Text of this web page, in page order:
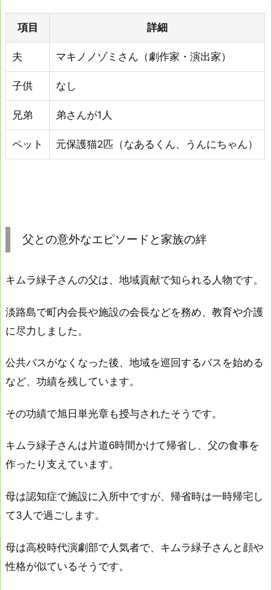
項目 詳細
夫 マキノノゾミさん（劇作家・演出家）
子供 なし
兄弟 弟さんが1人
ペット 元保護猫2匹（なあるくん、うんにちゃん）
父との意外なエピソードと家族の絆
キムラ緑子さんの父は、地域貢献で知られる人物です。
淡路島で町内会長や施設の会長などを務め、教育や介護
に尽力しました。
公共バスがなくなった後、地域を巡回するバスを始める
など、功績を残しています。
その功績で旭日単光章も授与されたそうです。
キムラ緑子さんは片道6時間かけて帰省し、父の食事を
作ったり支えています。
母は認知症で施設に入所中ですが、帰省時は一時帰宅し
て3人で過ごします。
母は高校時代演劇部で人気者で、キムラ緑子さんと顔や
性格が似ているそうです。